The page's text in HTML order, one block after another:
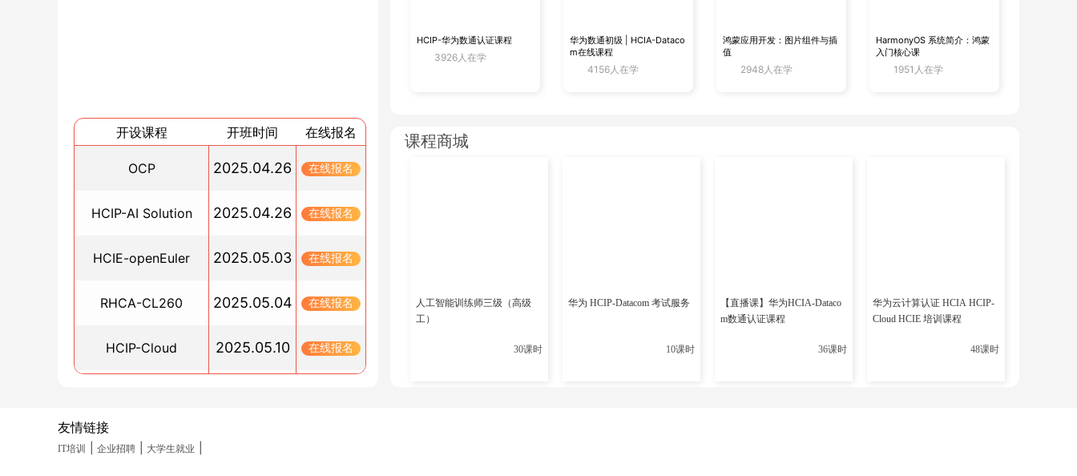
想让运维效率翻倍？看 K8s 如何在运维中巧妙应用
2025/09/19
项目部署效率上不去？掌握 Docker 的作用是关键！
企业网络出问题？快来看看防火墙 Local/Trust 等区
2025/09/17
份快速上手实用指南快收藏！
2025/09/16
Linux 系统下如何借助命令行工具玩转 Python 程序
（三）IP 租约机制
DHCP 服务器收到客户端请求后，从地址池挑合适 IP 地址，连带着相关网络配置参数 “租” 给客户端电脑。“租约” 规定了
就得重新申请新 IP 地址。
（二）DHCP 提供阶段（Offer）
局域网的 DHCP 服务器收到 “DHCP 发现” 数据包后，按自身 IP 地址池情况，挑个合适未分配的 IP 地址，把它和子网掩
开设课程 开班时间 在线报名
OCP 2025.04.26 在线报名
HCIP-AI Solution 2025.04.26 在线报名
HCIE-openEuler 2025.05.03 在线报名
RHCA-CL260 2025.05.04 在线报名
HCIP-Cloud 2025.05.10 在线报名
HCIA-Datacom(晚班)
HCIP-华为数通认证课程
3926人在学
华为数通初级 | HCIA-Dataco
m在线课程
4156人在学
鸿蒙应用开发：图片组件与插
值
2948人在学
HarmonyOS 系统简介：鸿蒙
入门核心课
1951人在学
课程商城
人工智能训练师三级（高级
工）
30课时
华为 HCIP-Datacom 考试服务
10课时
【直播课】华为HCIA-Dataco
m数通认证课程
36课时
华为云计算认证 HCIA HCIP-
Cloud HCIE 培训课程
48课时
友情链接
IT培训 企业招聘 大学生就业